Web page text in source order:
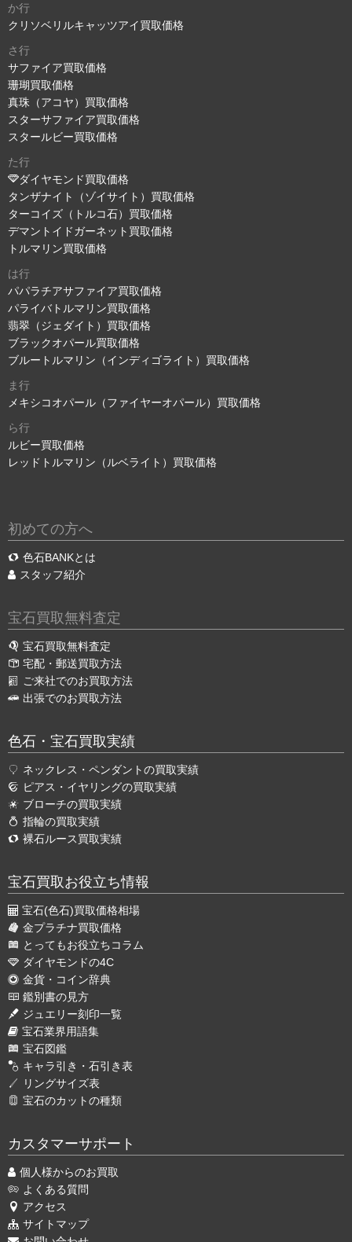
か行
クリソベリルキャッツアイ買取価格
さ行
サファイア買取価格
珊瑚買取価格
真珠（アコヤ）買取価格
スターサファイア買取価格
スタールビー買取価格
た行
ダイヤモンド買取価格
タンザナイト（ゾイサイト）買取価格
ターコイズ（トルコ石）買取価格
デマントイドガーネット買取価格
トルマリン買取価格
は行
パパラチアサファイア買取価格
パライバトルマリン買取価格
翡翠（ジェダイト）買取価格
ブラックオパール買取価格
ブルートルマリン（インディゴライト）買取価格
ま行
メキシコオパール（ファイヤーオパール）買取価格
ら行
ルビー買取価格
レッドトルマリン（ルベライト）買取価格
初めての方へ
色石BANKとは
スタッフ紹介
宝石買取無料査定
宝石買取無料査定
宅配・郵送買取方法
ご来社でのお買取方法
出張でのお買取方法
色石・宝石買取実績
ネックレス・ペンダントの買取実績
ピアス・イヤリングの買取実績
ブローチの買取実績
指輪の買取実績
裸石ルース買取実績
宝石買取お役立ち情報
宝石(色石)買取価格相場
金プラチナ買取価格
とってもお役立ちコラム
ダイヤモンドの4C
金貨・コイン辞典
鑑別書の見方
ジュエリー刻印一覧
宝石業界用語集
宝石図鑑
キャラ引き・石引き表
リングサイズ表
宝石のカットの種類
カスタマーサポート
個人様からのお買取
よくある質問
アクセス
サイトマップ